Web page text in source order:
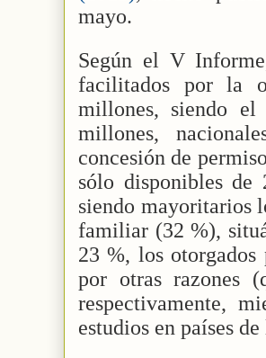
mayo.
Según el V
facilitados por la
millones, siendo
millones,
concesión de
sólo disponibles de
siendo mayoritarios
familiar (32 %),
23 %, los
por otras razones
respectivamente,
estudios en países